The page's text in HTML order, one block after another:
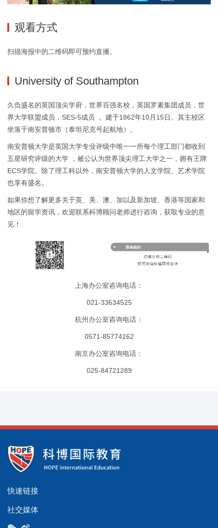
观看方式
扫描海报中的二维码即可预约直播。
University of Southampton
久负盛名的英国顶尖学府，世界百强名校，英国罗素集团成员，世
界大学联盟成员，SES-5成员 。建于1862年10月15日。其主校区
坐落于南安普顿市（泰坦尼克号起航地）。
南安普顿大学是英国大学专业评级中唯一一所每个理工部门都收到
五星研究评级的大学 ，被公认为世界顶尖理工大学之一，拥有王牌
ECS学院。除了理工科以外，南安普顿大学的人文学院、艺术学院
也享有盛名。
如果你想了解更多关于英、美、澳、加以及新加坡、香港等国家和
地区的留学资讯，欢迎联系科博顾问老师进行咨询，获取专业的意
见！
上海办公室咨询电话：
021-33634525
杭州办公室咨询电话：
0571-85774162
南京办公室咨询电话：
025-84721289
快速链接
社交媒体